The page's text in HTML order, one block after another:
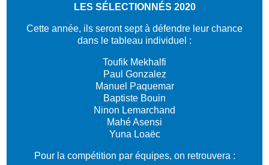
LES SÉLECTIONNÉS 2020
Cette année, ils seront sept à défendre leur chance
dans le tableau individuel :
Toufik Mekhalfi
Paul Gonzalez
Manuel Paquemar
Baptiste Bouin
Ninon Lemarchand
Mahé Asensi
Yuna Loaëc
Pour la compétition par équipes, on retrouvera :